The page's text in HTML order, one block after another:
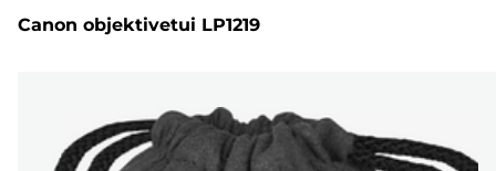
Canon objektivetui LP1219